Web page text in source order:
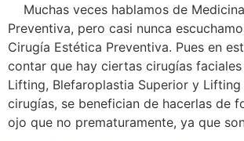
Muchas veces hablamos de
Preventiva, pero casi nunca
Cirugía Estética Preventiva. Pues en
contar que hay ciertas cirugías
Lifting, Blefaroplastia Superior y Lifting
cirugías, se benefician de hacerlas de
ojo que no prematuramente, ya que